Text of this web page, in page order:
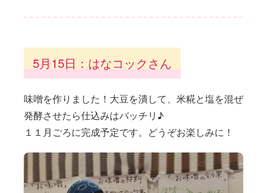
5月15日：はなコックさん
味噌を作りました！大豆を潰して、米糀と塩を混ぜ
発酵させたら仕込みはバッチリ♪
１１月ごろに完成予定です。どうぞお楽しみに！